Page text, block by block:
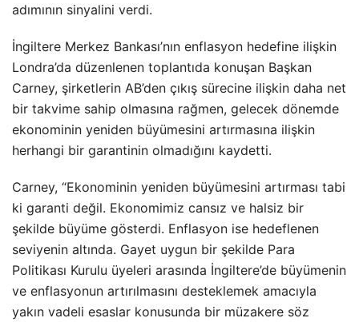
adımının sinyalini verdi.
İngiltere Merkez Bankası’nın enflasyon hedefine ilişkin
Londra’da düzenlenen toplantıda konuşan Başkan
Carney, şirketlerin AB’den çıkış sürecine ilişkin daha net
bir takvime sahip olmasına rağmen, gelecek dönemde
ekonominin yeniden büyümesini artırmasına ilişkin
herhangi bir garantinin olmadığını kaydetti.
Carney, “Ekonominin yeniden büyümesini artırması tabi
ki garanti değil. Ekonomimiz cansız ve halsiz bir
şekilde büyüme gösterdi. Enflasyon ise hedeflenen
seviyenin altında. Gayet uygun bir şekilde Para
Politikası Kurulu üyeleri arasında İngiltere’de büyümenin
ve enflasyonun artırılmasını desteklemek amacıyla
yakın vadeli esaslar konusunda bir müzakere söz